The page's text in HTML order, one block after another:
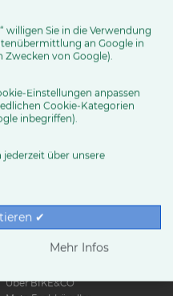
News & Trends
Ratgeber
Über BIKE&CO
willigen Sie in die Verwendung
an Google in
Zwecken von Google).
Einstellungen anpassen
Cookie-Kategorien
inbegriffen).
über unsere
✔
Mehr Infos